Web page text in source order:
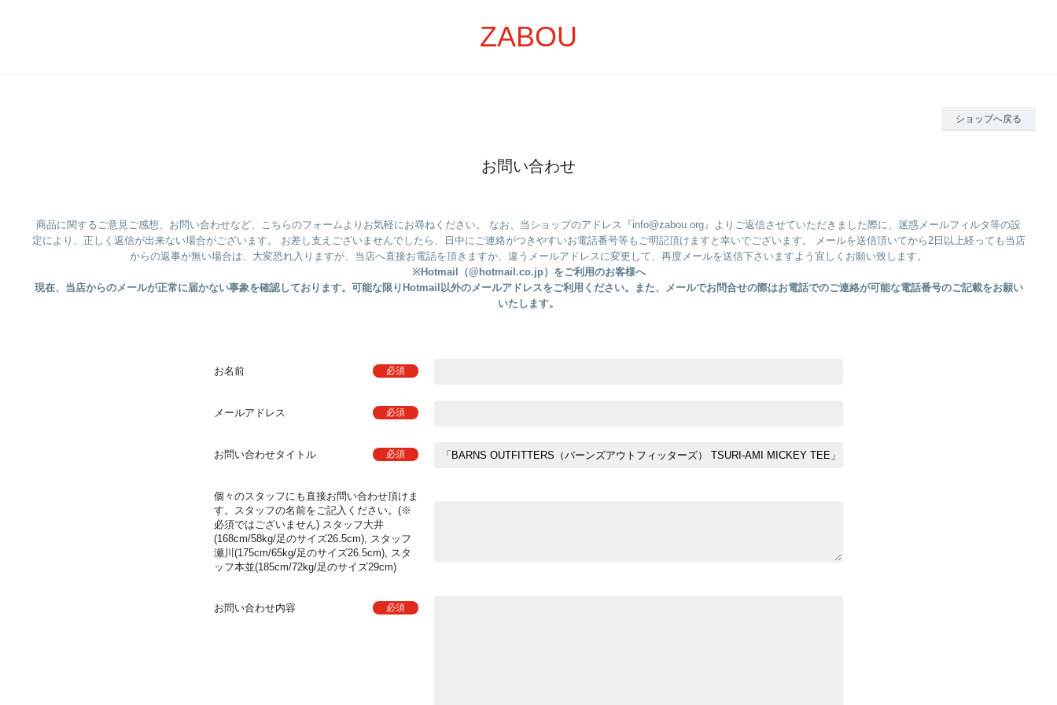
ZABOU
ショップへ戻る
お問い合わせ
商品に関するご意見ご感想、お問い合わせなど、こちらのフォームよりお気軽にお尋ねください。 なお、当ショップのアドレス『info@zabou.org』よりご返信させていただきました際に、迷惑メールフィルタ等の設
定により、正しく返信が出来ない場合がございます。 お差し支えございませんでしたら、日中にご連絡がつきやすいお電話番号等もご明記頂けますと幸いでございます。 メールを送信頂いてから2日以上経っても当店
からの返事が無い場合は、大変恐れ入りますが、当店へ直接お電話を頂きますか、違うメールアドレスに変更して、再度メールを送信下さいますよう宜しくお願い致します。
※Hotmail（@hotmail.co.jp）をご利用のお客様へ
現在、当店からのメールが正常に届かない事象を確認しております。可能な限りHotmail以外のメールアドレスをご利用ください。また、メールでお問合せの際はお電話でのご連絡が可能な電話番号のご記載をお願い
いたします。
お名前
メールアドレス
お問い合わせタイトル
個々のスタッフにも直接お問い合わせ頂けま
す。スタッフの名前をご記入ください。(※
必須ではございません) スタッフ大井
(168cm/58kg/足のサイズ26.5cm), スタッフ
瀬川(175cm/65kg/足のサイズ26.5cm), スタ
ッフ本並(185cm/72kg/足のサイズ29cm)
お問い合わせ内容